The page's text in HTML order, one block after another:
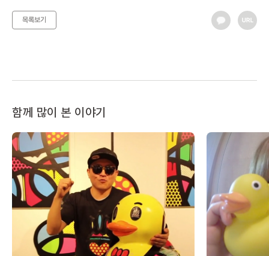
목록보기
함께 많이 본 이야기